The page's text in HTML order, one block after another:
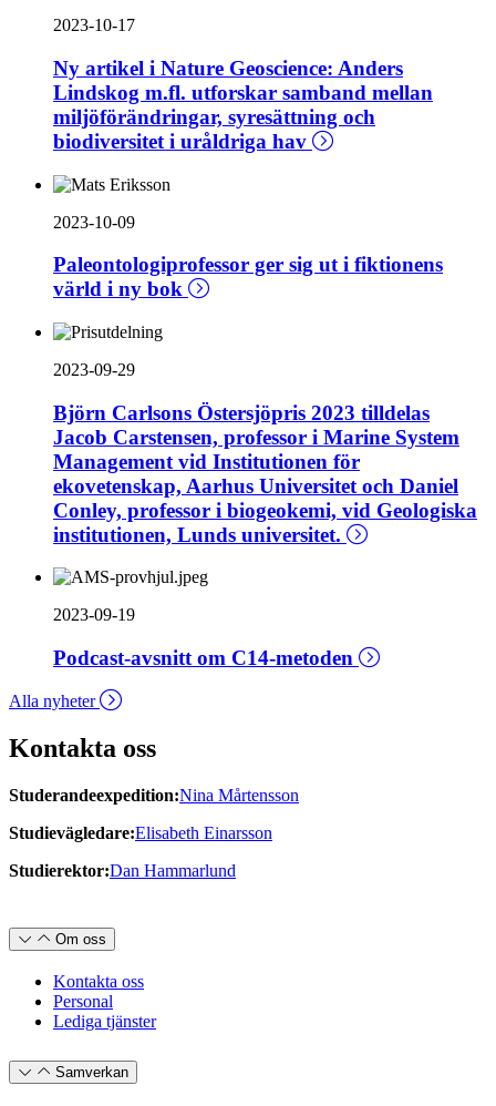
2023-10-17
Ny artikel i Nature Geoscience: Anders
Lindskog m.fl. utforskar samband mellan
miljöförändringar, syresättning och
biodiversitet i uråldriga hav
2023-10-09
Paleontologiprofessor ger sig ut i fiktionens
värld i ny bok
2023-09-29
Björn Carlsons Östersjöpris 2023 tilldelas
Jacob Carstensen, professor i Marine System
Management vid Institutionen för
ekovetenskap, Aarhus Universitet och Daniel
Conley, professor i biogeokemi, vid Geologiska
institutionen, Lunds universitet.
2023-09-19
Podcast-avsnitt om C14-metoden
Alla nyheter
Kontakta oss
Studerandeexpedition:Nina Mårtensson
Studievägledare:Elisabeth Einarsson
Studierektor:Dan Hammarlund
Om oss
Kontakta oss
Personal
Lediga tjänster
Samverkan